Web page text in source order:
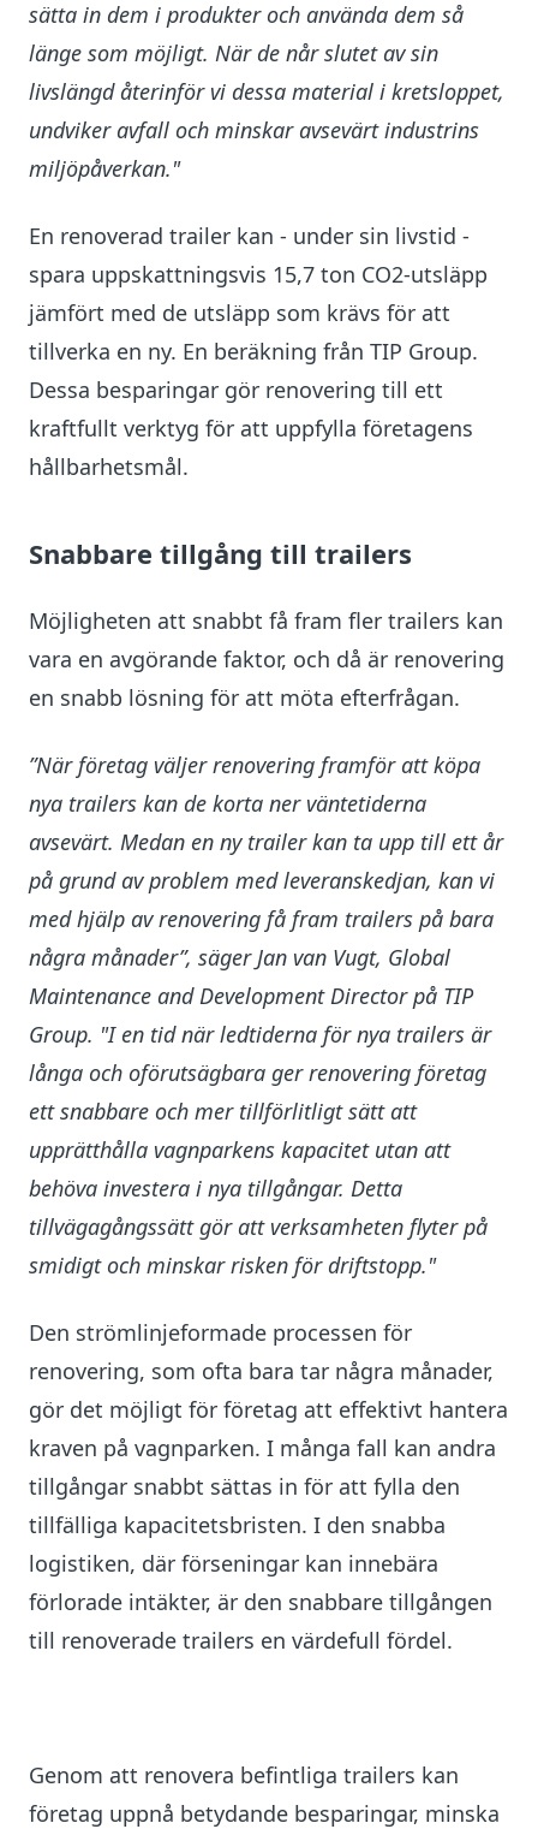
sätta in dem i produkter och använda dem så
länge som möjligt. När de når slutet av sin
livslängd återinför vi dessa material i kretsloppet,
undviker avfall och minskar avsevärt industrins
miljöpåverkan."
En renoverad trailer kan - under sin livstid -
spara uppskattningsvis 15,7 ton CO2-utsläpp
jämfört med de utsläpp som krävs för att
tillverka en ny. En beräkning från TIP Group.
Dessa besparingar gör renovering till ett
kraftfullt verktyg för att uppfylla företagens
hållbarhetsmål.
Snabbare tillgång till trailers
Möjligheten att snabbt få fram fler trailers kan
vara en avgörande faktor, och då är renovering
en snabb lösning för att möta efterfrågan.
”När företag väljer renovering framför att köpa
nya trailers kan de korta ner väntetiderna
avsevärt. Medan en ny trailer kan ta upp till ett år
på grund av problem med leveranskedjan, kan vi
med hjälp av renovering få fram trailers på bara
några månader”, säger Jan van Vugt, Global
Maintenance and Development Director på TIP
Group. "I en tid när ledtiderna för nya trailers är
långa och oförutsägbara ger renovering företag
ett snabbare och mer tillförlitligt sätt att
upprätthålla vagnparkens kapacitet utan att
behöva investera i nya tillgångar. Detta
tillvägagångssätt gör att verksamheten flyter på
smidigt och minskar risken för driftstopp."
Den strömlinjeformade processen för
renovering, som ofta bara tar några månader,
gör det möjligt för företag att effektivt hantera
kraven på vagnparken. I många fall kan andra
tillgångar snabbt sättas in för att fylla den
tillfälliga kapacitetsbristen. I den snabba
logistiken, där förseningar kan innebära
förlorade intäkter, är den snabbare tillgången
till renoverade trailers en värdefull fördel.
Genom att renovera befintliga trailers kan
företag uppnå betydande besparingar, minska